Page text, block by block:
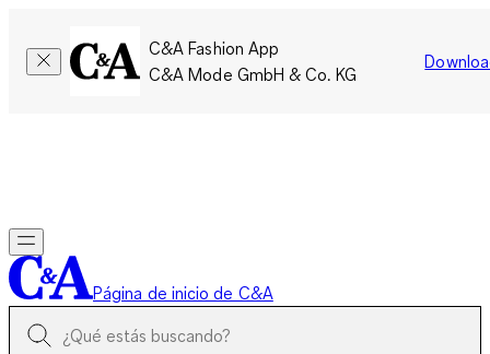
C&A Fashion App
C&A Mode GmbH & Co. KG
Página de inicio de C&A